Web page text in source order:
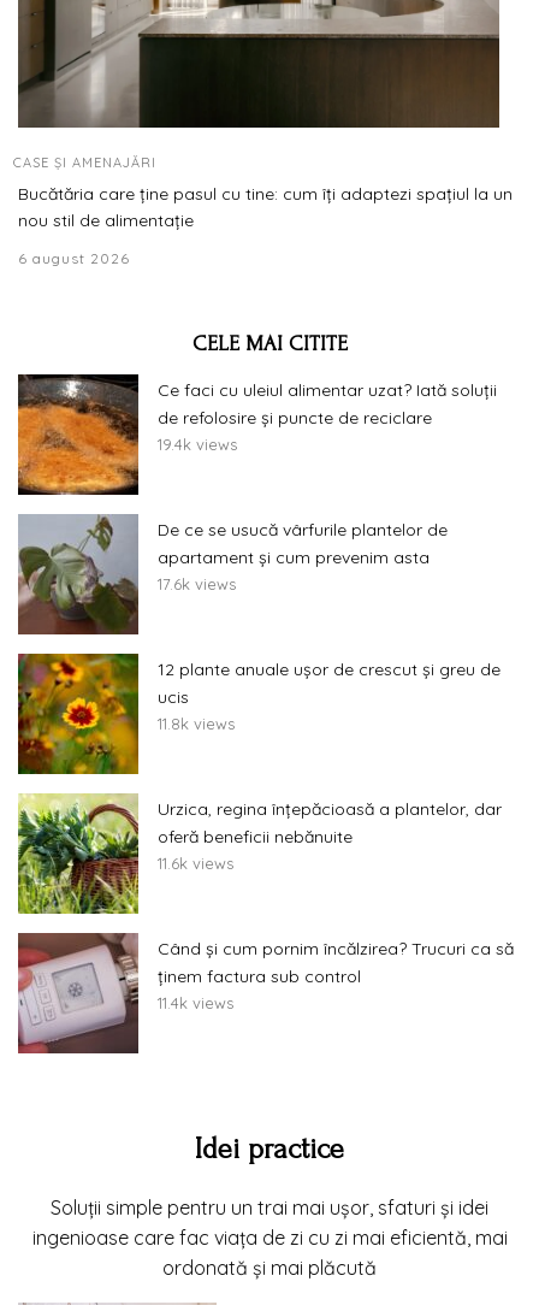
CASE ȘI AMENAJĂRI
Bucătăria care ține pasul cu tine: cum îți adaptezi spațiul la un
nou stil de alimentație
6 august 2026
CELE MAI CITITE
Ce faci cu uleiul alimentar uzat? Iată soluții
de refolosire și puncte de reciclare
19.4k views
De ce se usucă vârfurile plantelor de
apartament și cum prevenim asta
17.6k views
12 plante anuale ușor de crescut și greu de
ucis
11.8k views
Urzica, regina înțepăcioasă a plantelor, dar
oferă beneficii nebănuite
11.6k views
Când și cum pornim încălzirea? Trucuri ca să
ținem factura sub control
11.4k views
Idei practice
Soluții simple pentru un trai mai ușor, sfaturi și idei
ingenioase care fac viața de zi cu zi mai eficientă, mai
ordonată și mai plăcută